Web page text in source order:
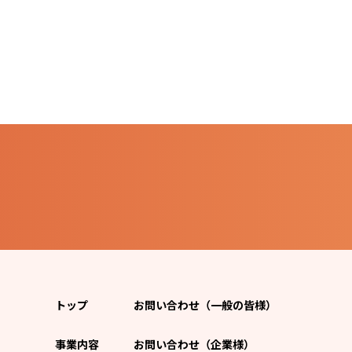
トップ
事業内容
お問い合わせ（一般の皆様）
お問い合わせ（企業様）